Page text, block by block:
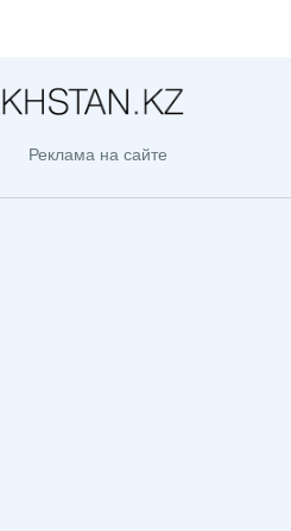
Реклама на сайте